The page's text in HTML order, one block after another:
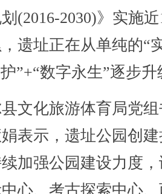
(2016-2030)》实施近
遗址正在从单纯的“
”+“数字永生”逐步升
化旅游体育局党组
表示，遗址公园创
加强公园建设力度
心、考古探索中心